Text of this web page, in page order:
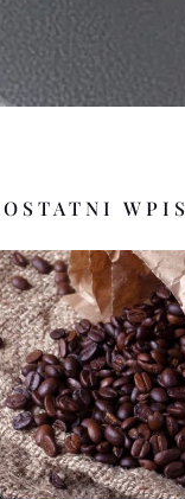
OSTATNI WPIS